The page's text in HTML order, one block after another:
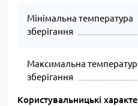
Мінімальна температура
зберігання
Максимальна
зберігання
Користувальницькі